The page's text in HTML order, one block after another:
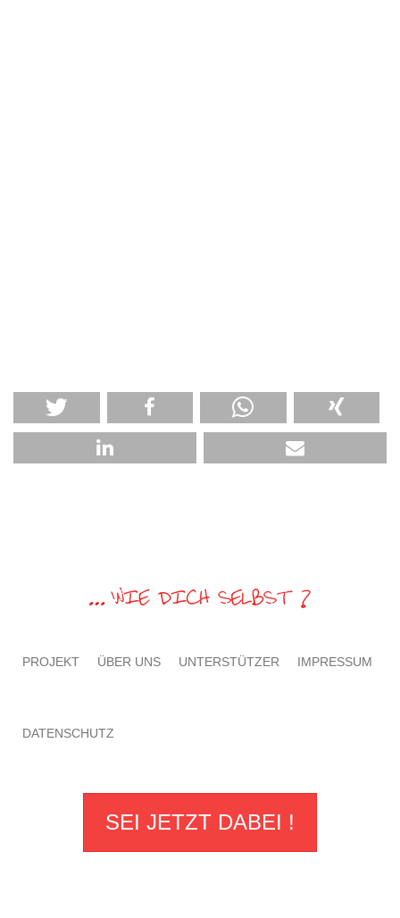
PROJEKT ÜBER UNS UNTERSTÜTZER IMPRESSUM
DATENSCHUTZ
SEI JETZT DABEI !